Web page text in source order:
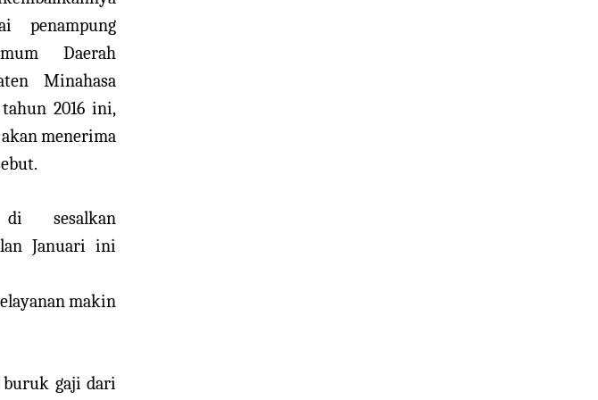
penampung
Daerah
Minahasa
2016 ini,
menerima
sesalkan
Januari ini
makin
buruk gaji dari